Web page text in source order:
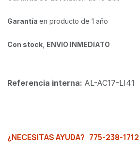
Garantía en producto de 1 año
Con stock ENVIO INMEDIATO
Referencia interna: AL-AC17-LI41
¿NECESITAS AYUDA? 775-238-1712